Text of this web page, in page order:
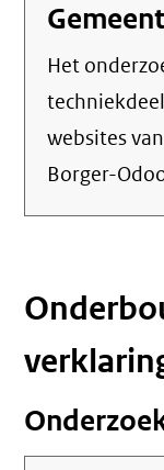
Het
websites
Borger-